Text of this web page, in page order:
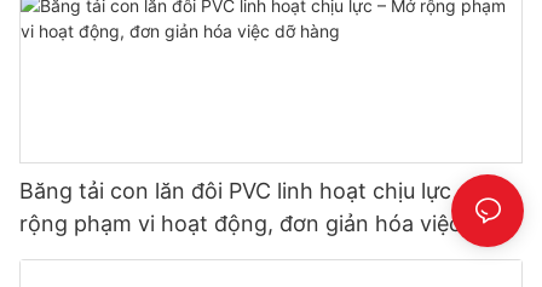
Băng tải con lăn đôi PVC linh hoạt chịu lực – Mở
rộng phạm vi hoạt động, đơn giản hóa việc dỡ
hàng